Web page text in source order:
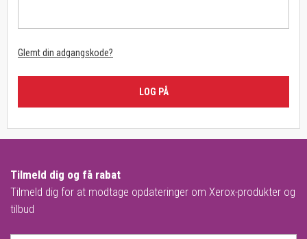
Glemt din adgangskode?
LOG PÅ
Tilmeld dig og få rabat
Tilmeld dig for at modtage opdateringer om Xerox-produkter og
tilbud